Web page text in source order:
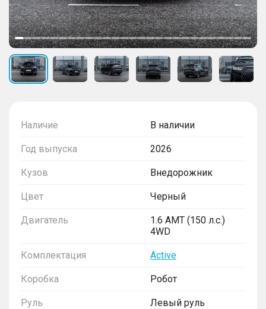
Наличие В наличии
Год выпуска 2026
Кузов Внедорожник
Цвет Черный
Двигатель
1.6 AMT (150 л.с.)
4WD
Комплектация Active
Коробка Робот
Руль Левый руль